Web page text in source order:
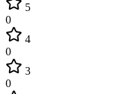
5
0
4
0
3
0